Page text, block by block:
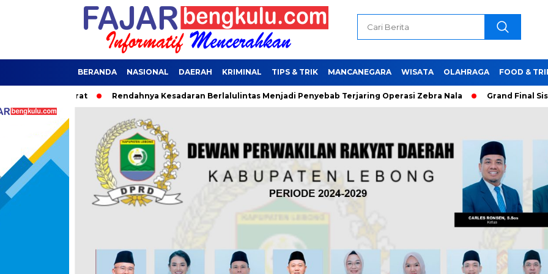
BERANDA NASIONAL DAERAH KRIMINAL TIPS & TRIK MANCANEGARA WISATA OLAHRAGA FOOD &
Rendahnya Kesadaran Berlalulintas Menjadi Penyebab Terjaring Operasi Zebra Nala Grand Final Sisakan 16